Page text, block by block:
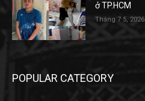
ở TP.HCM
Tháng 7 5, 2026
POPULAR CATEGORY